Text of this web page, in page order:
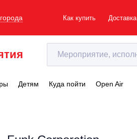
Как купить Доставка
Детям Куда пойти Open Air